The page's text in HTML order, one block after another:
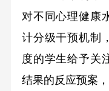
对不同心理健康
计分级干预机制
度的学生给予关
结果的反应预案